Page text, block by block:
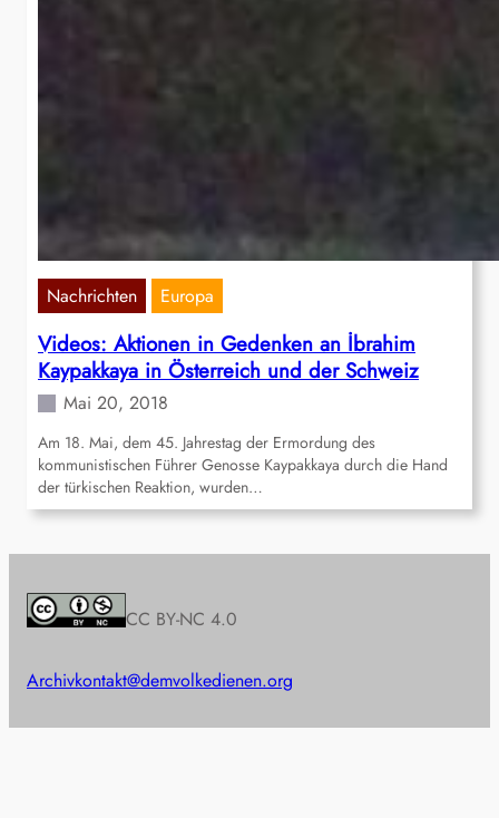
Nachrichten Europa
Videos: Aktionen in Gedenken an İbrahim
Kaypakkaya in Österreich und der Schweiz
Mai 20, 2018
Am 18. Mai, dem 45. Jahrestag der Ermordung des
kommunistischen Führer Genosse Kaypakkaya durch die Hand
der türkischen Reaktion, wurden…
CC BY-NC 4.0
Archivkontakt@demvolkedienen.org